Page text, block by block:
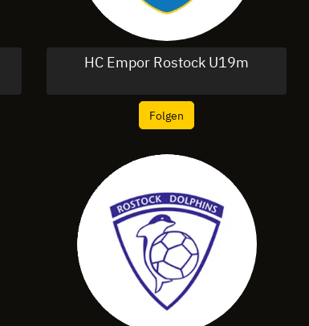
HC Empor Rostock U19m
Folgen